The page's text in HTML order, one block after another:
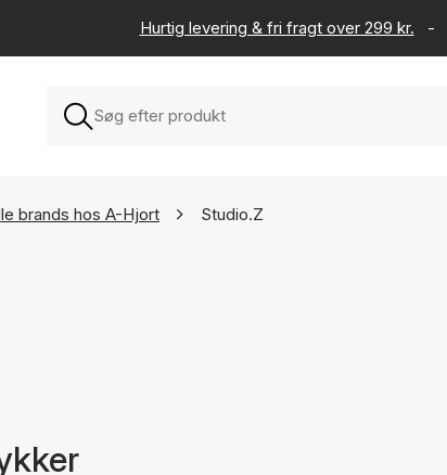
Hurtig levering & fri fragt over 299 kr. -
brands hos A-Hjort Studio.Z